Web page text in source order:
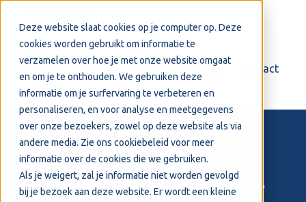
Deze website slaat cookies op je computer op. Deze
cookies worden gebruikt om informatie te
verzamelen over hoe je met onze website omgaat
en om je te onthouden. We gebruiken deze
informatie om je surfervaring te verbeteren en
personaliseren, en voor analyse en meetgegevens
over onze bezoekers, zowel op deze website als via
andere media. Zie ons cookiebeleid voor meer
informatie over de cookies die we gebruiken.
Als je weigert, zal je informatie niet worden gevolgd
bij je bezoek aan deze website. Er wordt een kleine
Support Contact
Welkom! Hoe kunnen we je helpen?